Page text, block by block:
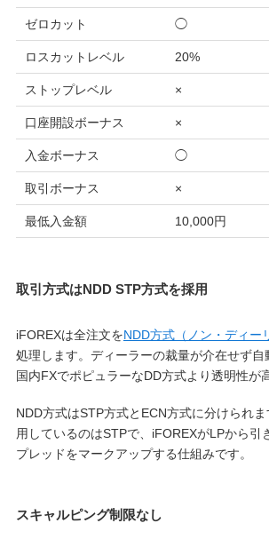
ゼロカット ◯
ロスカットレベル 20%
ストップレベル ×
口座開設ボーナス ×
入金ボーナス ◯
取引ボーナス ×
最低入金額 10,000円
取引方式はNDD STP方式を採用
iFOREXは全注文をNDD方式（ノン・ディー
処理します。ディーラーの裁量が介在せず自
国内FXでポピュラーなDD方式より透明性が
NDD方式はSTP方式とECN方式に分けられ
用しているのはSTPで、iFOREXがLPから引
プレッドをマークアップする仕組みです。
スキャルピング制限なし